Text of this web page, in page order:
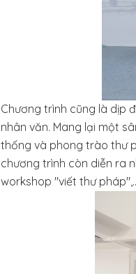
Chương trình cũng là dịp
nhân văn. Mang lại một
thống và phong trào thư
chương trình còn diễn ra
workshop "viết thư